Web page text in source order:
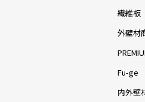
繊維板
外壁材
Fu-ge
内外壁